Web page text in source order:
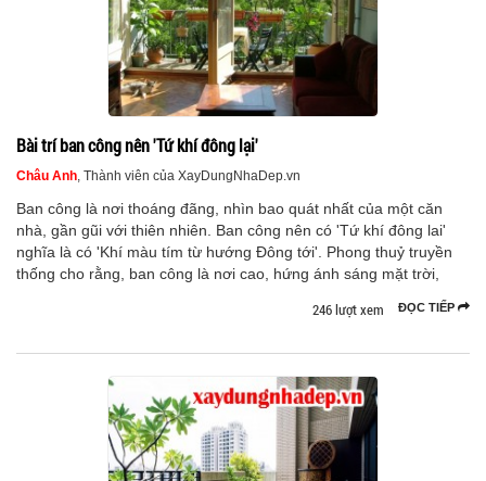
Bài trí ban công nên 'Tứ khí đông lại'
Châu Anh, Thành viên của XayDungNhaDep.vn
Ban công là nơi thoáng đãng, nhìn bao quát nhất của một căn
nhà, gần gũi với thiên nhiên. Ban công nên có 'Tứ khí đông lai'
nghĩa là có 'Khí màu tím từ hướng Đông tới'. Phong thuỷ truyền
thống cho rằng, ban công là nơi cao, hứng ánh sáng mặt trời,
ĐỌC TIẾP
246 lượt xem